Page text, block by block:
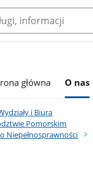
główna O nas
i Biura
Pomorskim
Niepełnosprawności